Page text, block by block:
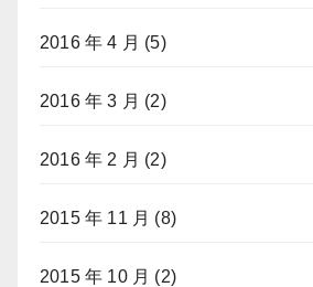
2016 年 4 月 (5)
2016 年 3 月 (2)
2016 年 2 月 (2)
2015 年 11 月 (8)
2015 年 10 月 (2)